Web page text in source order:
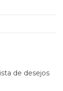
de desejos